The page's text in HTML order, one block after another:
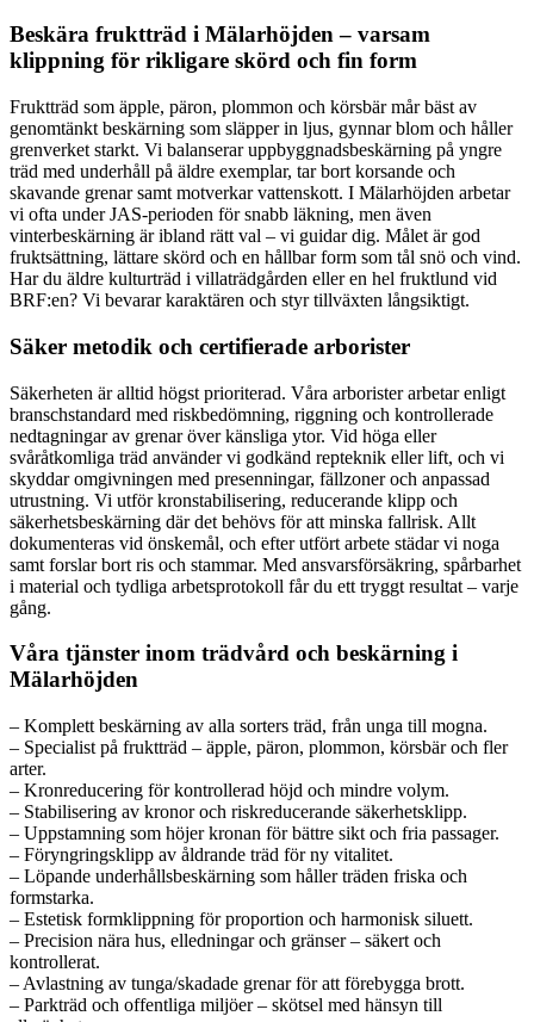
Beskära fruktträd i Mälarhöjden – varsam
klippning för rikligare skörd och fin form
Fruktträd som äpple, päron, plommon och körsbär mår bäst av
genomtänkt beskärning som släpper in ljus, gynnar blom och håller
grenverket starkt. Vi balanserar uppbyggnadsbeskärning på yngre
träd med underhåll på äldre exemplar, tar bort korsande och
skavande grenar samt motverkar vattenskott. I Mälarhöjden arbetar
vi ofta under JAS-perioden för snabb läkning, men även
vinterbeskärning är ibland rätt val – vi guidar dig. Målet är god
fruktsättning, lättare skörd och en hållbar form som tål snö och vind.
Har du äldre kulturträd i villaträdgården eller en hel fruktlund vid
BRF:en? Vi bevarar karaktären och styr tillväxten långsiktigt.
Säker metodik och certifierade arborister
Säkerheten är alltid högst prioriterad. Våra arborister arbetar enligt
branschstandard med riskbedömning, riggning och kontrollerade
nedtagningar av grenar över känsliga ytor. Vid höga eller
svåråtkomliga träd använder vi godkänd repteknik eller lift, och vi
skyddar omgivningen med presenningar, fällzoner och anpassad
utrustning. Vi utför kronstabilisering, reducerande klipp och
säkerhetsbeskärning där det behövs för att minska fallrisk. Allt
dokumenteras vid önskemål, och efter utfört arbete städar vi noga
samt forslar bort ris och stammar. Med ansvarsförsäkring, spårbarhet
i material och tydliga arbetsprotokoll får du ett tryggt resultat – varje
gång.
Våra tjänster inom trädvård och beskärning i
Mälarhöjden
– Komplett beskärning av alla sorters träd, från unga till mogna.
– Specialist på fruktträd – äpple, päron, plommon, körsbär och fler
arter.
– Kronreducering för kontrollerad höjd och mindre volym.
– Stabilisering av kronor och riskreducerande säkerhetsklipp.
– Uppstamning som höjer kronan för bättre sikt och fria passager.
– Föryngringsklipp av åldrande träd för ny vitalitet.
– Löpande underhållsbeskärning som håller träden friska och
formstarka.
– Estetisk formklippning för proportion och harmonisk siluett.
– Precision nära hus, elledningar och gränser – säkert och
kontrollerat.
– Avlastning av tunga/skadade grenar för att förebygga brott.
– Parkträd och offentliga miljöer – skötsel med hänsyn till